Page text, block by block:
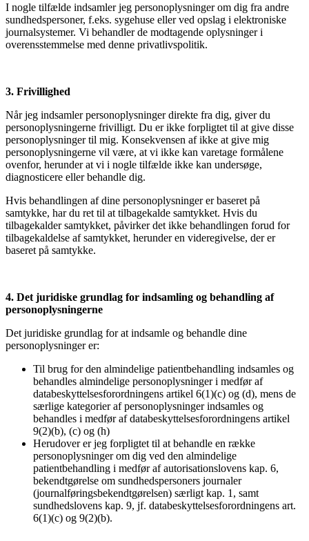
I nogle tilfælde indsamler jeg personoplysninger om dig fra andre
sundhedspersoner, f.eks. sygehuse eller ved opslag i elektroniske
journalsystemer. Vi behandler de modtagende oplysninger i
overensstemmelse med denne privatlivspolitik.
3. Frivillighed
Når jeg indsamler personoplysninger direkte fra dig, giver du
personoplysningerne frivilligt. Du er ikke forpligtet til at give disse
personoplysninger til mig. Konsekvensen af ikke at give mig
personoplysningerne vil være, at vi ikke kan varetage formålene
ovenfor, herunder at vi i nogle tilfælde ikke kan undersøge,
diagnosticere eller behandle dig.
Hvis behandlingen af dine personoplysninger er baseret på
samtykke, har du ret til at tilbagekalde samtykket. Hvis du
tilbagekalder samtykket, påvirker det ikke behandlingen forud for
tilbagekaldelse af samtykket, herunder en videregivelse, der er
baseret på samtykke.
4. Det juridiske grundlag for indsamling og behandling af
personoplysningerne
Det juridiske grundlag for at indsamle og behandle dine
personoplysninger er:
Til brug for den almindelige patientbehandling indsamles og
behandles almindelige personoplysninger i medfør af
databeskyttelsesforordningens artikel 6(1)(c) og (d), mens de
særlige kategorier af personoplysninger indsamles og
behandles i medfør af databeskyttelsesforordningens artikel
9(2)(b), (c) og (h)
Herudover er jeg forpligtet til at behandle en række
personoplysninger om dig ved den almindelige
patientbehandling i medfør af autorisationslovens kap. 6,
bekendtgørelse om sundhedspersoners journaler
(journalføringsbekendtgørelsen) særligt kap. 1, samt
sundhedslovens kap. 9, jf. databeskyttelsesforordningens art.
6(1)(c) og 9(2)(b).